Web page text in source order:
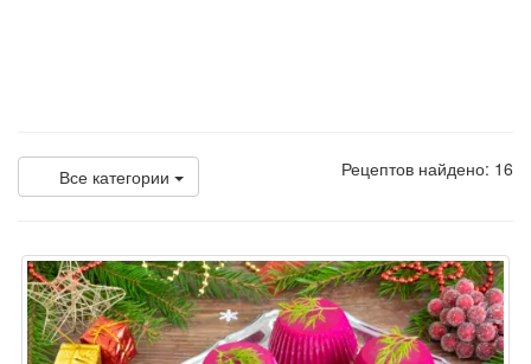
Все категории Рецептов найдено: 16